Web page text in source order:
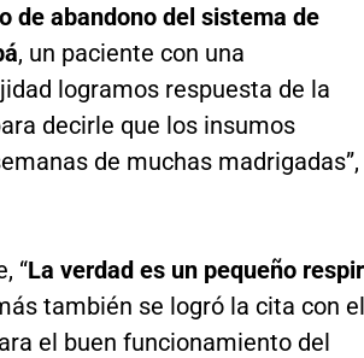
de abandono del sistema de
, un paciente con una
logramos respuesta de la
decirle que los insumos
de muchas madrigadas”,
“La verdad es un pequeño
también se logró la cita con el
el buen funcionamiento del